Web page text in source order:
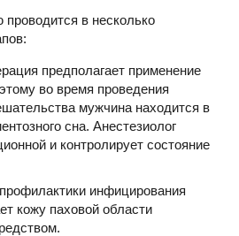
в несколько
предполагает применение
во время проведения
мужчина находится в
сна. Анестезиолог
и контролирует состояние
инфицирования
кожу паховой области